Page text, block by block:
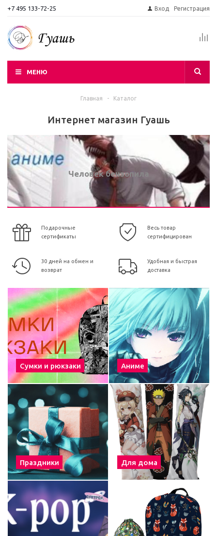
+7 495 133-72-25 Вход Регистрация
МЕНЮ
Главная - Каталог
Интернет магазин Гуашь
Человек бензопила
Подарочные
сертификаты
Весь товар
сертифицирован
30 дней на обмен и
возврат
Удобная и быстрая
доставка
Сумки и рюкзаки Аниме
Праздники Для дома